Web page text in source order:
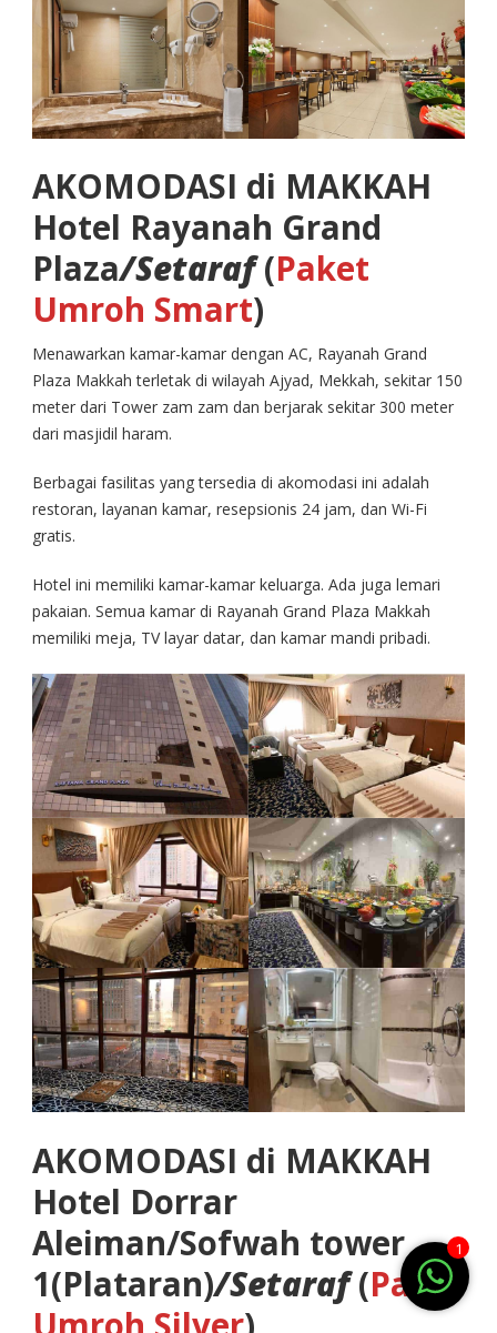
AKOMODASI di MAKKAH
Hotel Rayanah Grand
Plaza/Setaraf (Paket
Umroh Smart)
Menawarkan kamar-kamar dengan AC, Rayanah Grand
Plaza Makkah terletak di wilayah Ajyad, Mekkah, sekitar 150
meter dari Tower zam zam dan berjarak sekitar 300 meter
dari masjidil haram.
Berbagai fasilitas yang tersedia di akomodasi ini adalah
restoran, layanan kamar, resepsionis 24 jam, dan Wi-Fi
gratis.
Hotel ini memiliki kamar-kamar keluarga. Ada juga lemari
pakaian. Semua kamar di Rayanah Grand Plaza Makkah
memiliki meja, TV layar datar, dan kamar mandi pribadi.
AKOMODASI di MAKKAH
Hotel Dorrar
Aleiman/Sofwah tower
1(Plataran)/Setaraf (Paket
1